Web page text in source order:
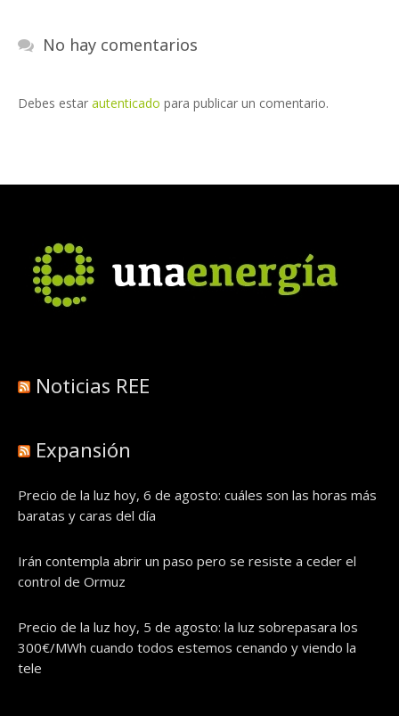
No hay comentarios
Debes estar autenticado para publicar un comentario.
Noticias REE
Expansión
Precio de la luz hoy, 6 de agosto: cuáles son las horas más
baratas y caras del día
Irán contempla abrir un paso pero se resiste a ceder el
control de Ormuz
Precio de la luz hoy, 5 de agosto: la luz sobrepasara los
300€/MWh cuando todos estemos cenando y viendo la
tele